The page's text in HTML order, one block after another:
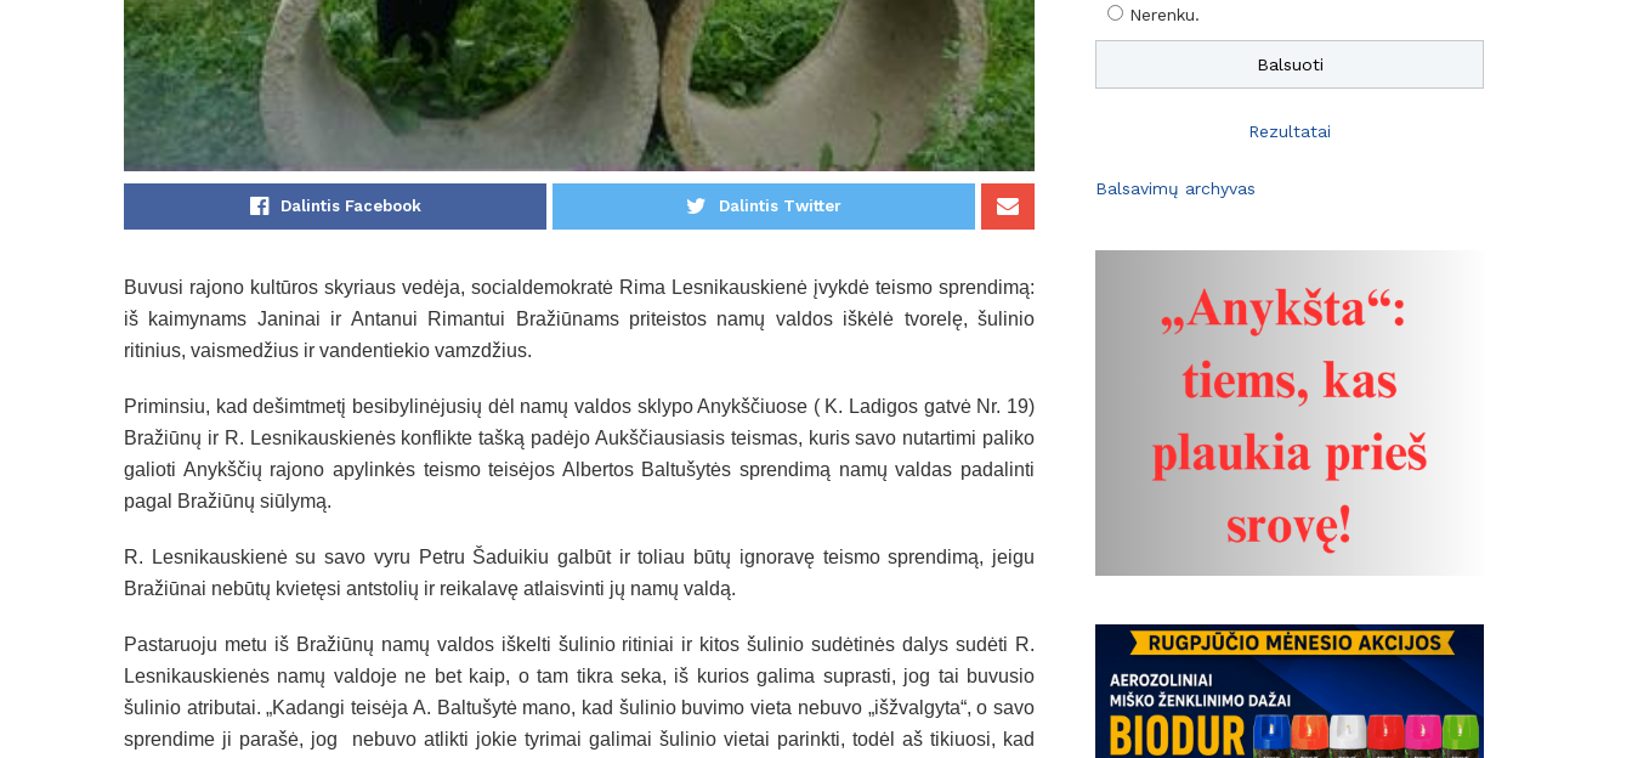
Dalintis Facebook Dalintis Twitter
Buvusi rajono kultūros skyriaus vedėja, socialdemokratė Rima Lesnikauskienė įvykdė teismo sprendimą:
iš kaimynams Janinai ir Antanui Rimantui Bražiūnams priteistos namų valdos iškėlė tvorelę, šulinio
ritinius, vaismedžius ir vandentiekio vamzdžius.
Priminsiu, kad dešimtmetį besibylinėjusių dėl namų valdos sklypo Anykščiuose ( K. Ladigos gatvė Nr. 19)
Bražiūnų ir R. Lesnikauskienės konflikte tašką padėjo Aukščiausiasis teismas, kuris savo nutartimi paliko
galioti Anykščių rajono apylinkės teismo teisėjos Albertos Baltušytės sprendimą namų valdas padalinti
pagal Bražiūnų siūlymą.
R. Lesnikauskienė su savo vyru Petru Šaduikiu galbūt ir toliau būtų ignoravę teismo sprendimą, jeigu
Bražiūnai nebūtų kvietęsi antstolių ir reikalavę atlaisvinti jų namų valdą.
Pastaruoju metu iš Bražiūnų namų valdos iškelti šulinio ritiniai ir kitos šulinio sudėtinės dalys sudėti R.
Lesnikauskienės namų valdoje ne bet kaip, o tam tikra seka, iš kurios galima suprasti, jog tai buvusio
šulinio atributai. „Kadangi teisėja A. Baltušytė mano, kad šulinio buvimo vieta nebuvo „išžvalgyta“, o savo
sprendime ji parašė, jog
nebuvo atlikti jokie tyrimai galimai šulinio vietai parinkti, todėl aš tikiuosi, kad
Nerenku.
Rezultatai
Balsavimų archyvas